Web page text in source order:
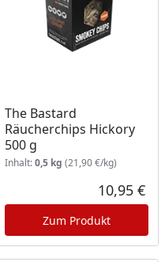
Preis
The Bastard
Räucherchips Hickory
500 g
Inhalt:0,5 kg (21,90 €/kg)
10,95 €
Zum Produkt